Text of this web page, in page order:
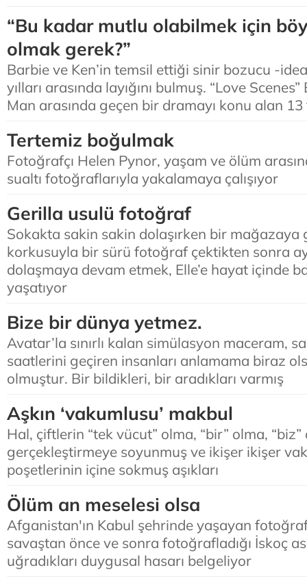
“Bu kadar mutlu olabilmek için
olmak gerek?”
Barbie ve Ken’in temsil ettiği sinir bozucu -
yılları arasında layığını bulmuş. “Love
Man arasında geçen bir dramayı konu alan
Tertemiz boğulmak
Fotoğrafçı Helen Pynor, yaşam ve ölüm
sualtı fotoğraflarıyla yakalamaya çalışıyor
Gerilla usulü fotoğraf
Sokakta sakin sakin dolaşırken bir
korkusuyla bir sürü fotoğraf çektikten sonra
dolaşmaya devam etmek, Elle’e hayat içinde
yaşatıyor
Bize bir dünya yetmez.
Avatar’la sınırlı kalan simülasyon maceram,
saatlerini geçiren insanları anlamama biraz
olmuştur. Bir bildikleri, bir aradıkları varmış
Aşkın ‘vakumlusu’ makbul
Hal, çiftlerin “tek vücut” olma, “bir” olma,
gerçekleştirmeye soyunmuş ve ikişer ikişer
poşetlerinin içine sokmuş aşıkları
Ölüm an meselesi olsa
Afganistan'ın Kabul şehrinde yaşayan
savaştan önce ve sonra fotoğrafladığı İskoç
uğradıkları duygusal hasarı belgeliyor